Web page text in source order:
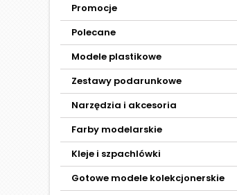
Promocje
Polecane
Modele plastikowe
Zestawy podarunkowe
Narzędzia i akcesoria
Farby modelarskie
Kleje i szpachlówki
Gotowe modele kolekcjonerskie